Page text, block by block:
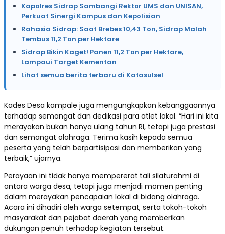
Kapolres Sidrap Sambangi Rektor UMS dan UNISAN,
Perkuat Sinergi Kampus dan Kepolisian
Rahasia Sidrap: Saat Brebes 10,43 Ton, Sidrap Malah
Tembus 11,2 Ton per Hektare
Sidrap Bikin Kaget! Panen 11,2 Ton per Hektare,
Lampaui Target Kementan
Lihat semua berita terbaru di Katasulsel
Kades Desa kampale juga mengungkapkan kebanggaannya
terhadap semangat dan dedikasi para atlet lokal. “Hari ini kita
merayakan bukan hanya ulang tahun RI, tetapi juga prestasi
dan semangat olahraga. Terima kasih kepada semua
peserta yang telah berpartisipasi dan memberikan yang
terbaik,” ujarnya.
Perayaan ini tidak hanya mempererat tali silaturahmi di
antara warga desa, tetapi juga menjadi momen penting
dalam merayakan pencapaian lokal di bidang olahraga.
Acara ini dihadiri oleh warga setempat, serta tokoh-tokoh
masyarakat dan pejabat daerah yang memberikan
dukungan penuh terhadap kegiatan tersebut.